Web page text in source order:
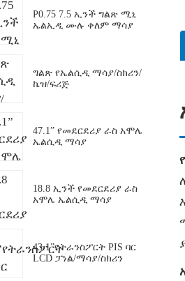
P0.75 7.5 ኢንች ግልጽ ሚኒ
ኤልኢዲ ሙሉ ቀለም ማሳያ
ግልጽ የኤልሲዲ ማሳያ/ስክሪን/
ኬዝ/ፍሪጅ
47.1” የመደርደሪያ ራስ አሞሌ
ኤልሲዲ ማሳያ
18.8 ኢንች የመደርደሪያ ራስ
አሞሌ ኤልሲዲ ማሳያ
43.1”የትራንስፖርት PIS ባር
LCD ፓነል/ማሳያ/ስክሪን